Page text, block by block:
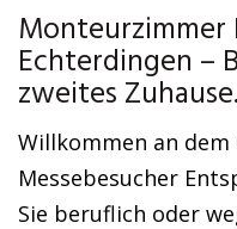
Monteurzimmer
Echterdingen –
zweites Zuhause.
Willkommen an
Messebesucher
Sie beruflich oder